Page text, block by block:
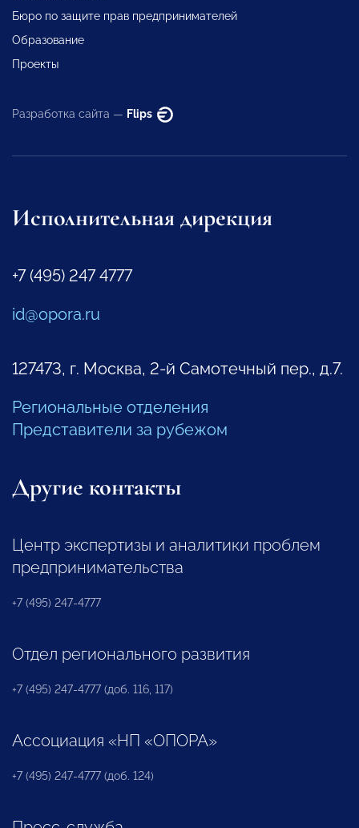
Бюро по защите прав предпринимателей
Образование
Проекты
Разработка сайта — Flips
Исполнительная дирекция
+7 (495) 247 4777
id@opora.ru
127473, г. Москва, 2-й Самотечный пер., д.7.
Региональные отделения
Представители за рубежом
Другие контакты
Центр экспертизы и аналитики проблем
предпринимательства
+7 (495) 247-4777
Отдел регионального развития
+7 (495) 247-4777 (доб. 116, 117)
Ассоциация «НП «ОПОРА»
+7 (495) 247-4777 (доб. 124)